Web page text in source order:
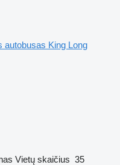
autobusas King Long
Vietų skaičius 35